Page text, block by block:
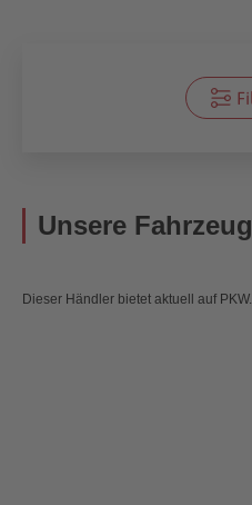
Unsere
Dieser Händler bietet aktuell auf